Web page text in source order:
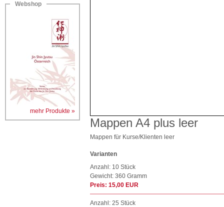
Webshop
mehr Produkte »
Mappen A4 plus leer
Mappen für Kurse/Klienten leer
Varianten
Anzahl: 10 Stück
Gewicht: 360 Gramm
Preis: 15,00 EUR
Anzahl: 25 Stück